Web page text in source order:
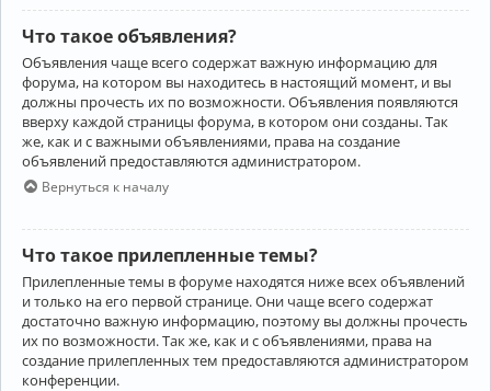
Что такое объявления?
Объявления чаще всего содержат важную информацию для
форума, на котором вы находитесь в настоящий момент, и вы
должны прочесть их по возможности. Объявления появляются
вверху каждой страницы форума, в котором они созданы. Так
же, как и с важными объявлениями, права на создание
объявлений предоставляются администратором.
Вернуться к началу
Что такое прилепленные темы?
Прилепленные темы в форуме находятся ниже всех объявлений
и только на его первой странице. Они чаще всего содержат
достаточно важную информацию, поэтому вы должны прочесть
их по возможности. Так же, как и с объявлениями, права на
создание прилепленных тем предоставляются администратором
конференции.